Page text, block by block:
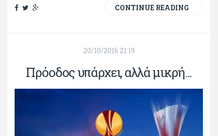
CONTINUE READING
20/10/2016 21:19
Πρόοδος υπάρχει, αλλά μικρή...